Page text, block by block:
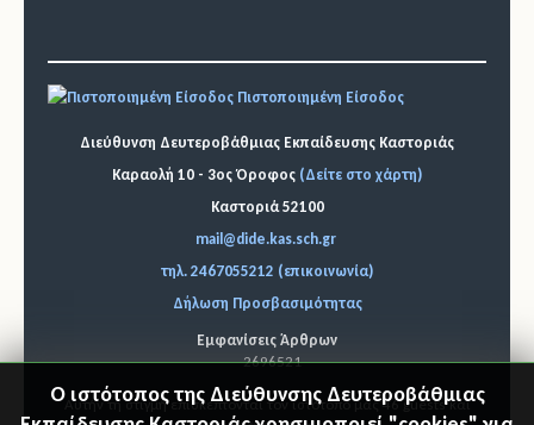
Πιστοποιημένη Είσοδος
Διεύθυνση Δευτεροβάθμιας Εκπαίδευσης Καστοριάς
Καραολή 10 - 3ος Όροφος (Δείτε στο χάρτη)
Καστοριά 52100
mail@dide.kas.sch.gr
τηλ. 2467055212 (επικοινωνία)
Δήλωση Προσβασιμότητας
Εμφανίσεις Άρθρων
2696521
Αυτήν τη στιγμή επισκέπτονται τον ιστότοπό μας 46 guests και
Ο ιστότοπος της Διεύθυνσης Δευτεροβάθμιας